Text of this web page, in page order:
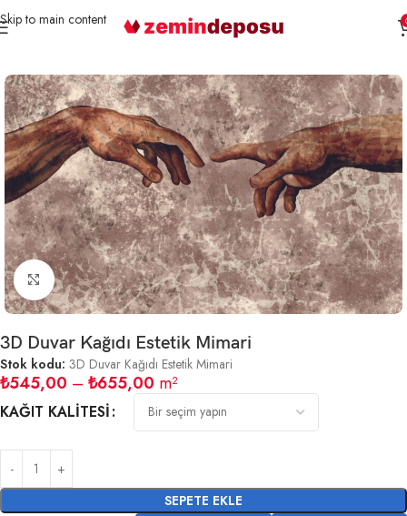
Skip to main content
Büyütmek için tıklayın
3D Duvar Kağıdı Estetik Mimari
Stok kodu: 3D Duvar Kağıdı Estetik Mimari
₺545,00 – ₺655,00 m²
KAĞIT KALITESI
SEPETE EKLE